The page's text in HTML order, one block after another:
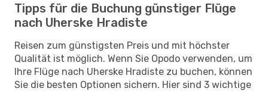
Tipps für die Buchung günstiger Flüge
nach Uherske Hradiste
Reisen zum günstigsten Preis und mit höchster
Qualität ist möglich. Wenn Sie Opodo verwenden, um
Ihre Flüge nach Uherske Hradiste zu buchen, können
Sie die besten Optionen sichern. Hier sind 3 wichtige